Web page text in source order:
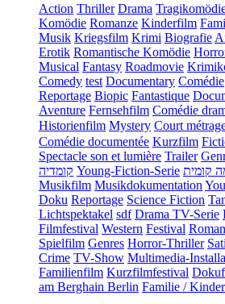
Action Thriller Drama
Komödie Romanze Kinderfilm
Musik Kriegsfilm Krimi Biografie
Erotik Romantische Komödie
Musical Fantasy Roadmovie
Comedy test Documentary Comédie
Reportage Biopic Fantastique
Aventure Fernsehfilm Comédie
Historienfilm Mystery Court
Comédie documentée Kurzfilm
Spectacle son et lumière Trailer
קומדיה Young-Fiction-Serie קומית
Musikfilm Musikdokumentation
Doku Reportage Science Fiction
Lichtspektakel sdf Drama TV-Serie
Filmfestival Western Festival
Spielfilm Genres Horror-Thriller
Crime TV-Show Multimedia-
Familienfilm Kurzfilmfestival
am Berghain Berlin Familie / Kinder